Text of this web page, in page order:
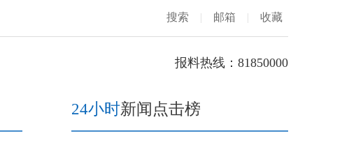
搜索 | 邮箱 | 收藏
报料热线：81850000
24小时新闻点击榜